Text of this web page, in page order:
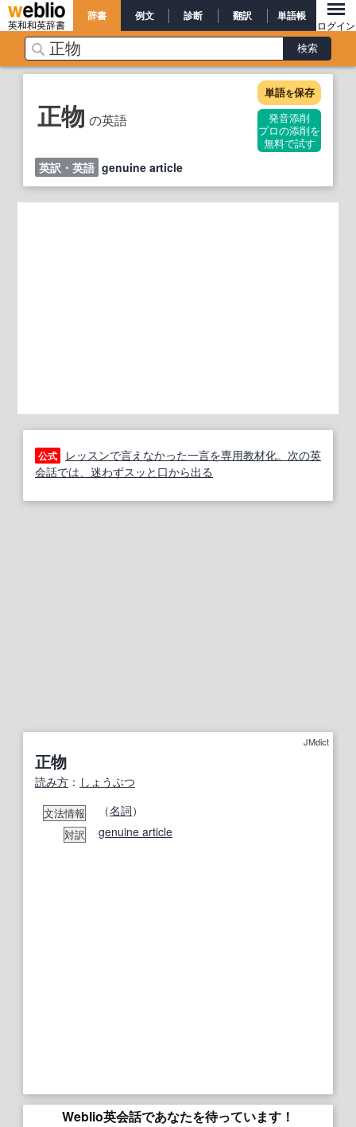
英和和英辞書
辞書 例文 診断 翻訳 単語帳
ログイン
正物 の英語
単語を保存
発音添削
プロの添削を
無料で試す
英訳・英語 genuine article
公式
レッスンで言えなかった一言を専用教材化。次の英
会話では、迷わずスッと口から出る
JMdict
正物
読み方 ： しょうぶつ
文法情報 （名詞）
対訳 genuine article
Weblio英会話であなたを待っています！